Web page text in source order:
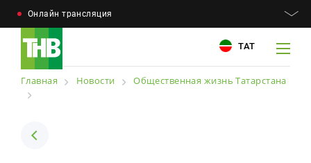
Онлайн трансляция
ТАТ
Главная Новости Общественная жизнь Татарстана